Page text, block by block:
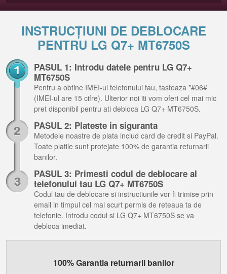
INSTRUCȚIUNI DE DEBLOCARE
PENTRU LG Q7+ MT6750S
PASUL 1: Introdu datele pentru LG Q7+
MT6750S
Pentru a obtine IMEI-ul telefonului tau, tasteaza *#06#
(IMEI-ul are 15 cifre). Ulterior noi iti vom oferi cel mai mic
pret disponibil pentru ati debloca LG Q7+ MT6750S.
PASUL 2: Plateste in siguranta
Metodele noastre de plata includ card de credit si PayPal.
Toate platile sunt protejate 100% de garantia returnarii
banilor.
PASUL 3: Primesti codul de deblocare al
telefonului tau LG Q7+ MT6750S
Codul tau de deblocare si instructiunile vor fi trimise prin
email in timpul cel mai scurt permis de reteaua ta de
telefonie. Introdu codul si LG Q7+ MT6750S se va
debloca imediat.
100% Garantia returnarii banilor